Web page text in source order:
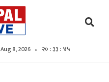
8, 2026 २० : ३३ : ४६